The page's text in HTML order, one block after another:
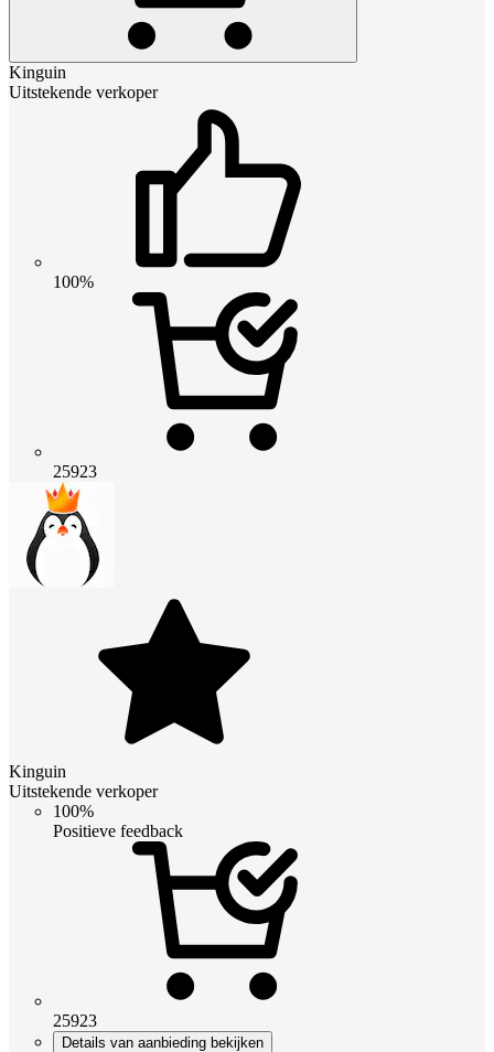
Kinguin
Uitstekende verkoper
100%
25923
Kinguin
Uitstekende verkoper
100%
Positieve feedback
25923
Details van aanbieding bekijken